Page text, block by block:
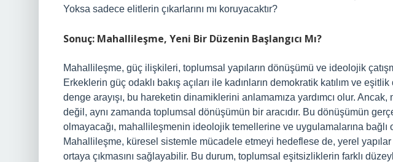
Yoksa sadece elitlerin çıkarlarını mı koruyacaktır?
Sonuç: Mahallileşme, Yeni Bir Düzenin Başlangıcı Mı?
Mahallileşme, güç ilişkileri, toplumsal yapıların dönüşümü ve ideolojik
Erkeklerin güç odaklı bakış açıları ile kadınların demokratik katılım ve eşitlik
denge arayışı, bu hareketin dinamiklerini anlamamıza yardımcı olur.
değil, aynı zamanda toplumsal dönüşümün bir aracıdır. Bu dönüşümün
olmayacağı, mahallileşmenin ideolojik temellerine ve uygulamalarına bağlı
Mahallileşme, küresel sistemle mücadele etmeyi hedeflese de, yerel yapılar
ortaya çıkmasını sağlayabilir. Bu durum, toplumsal eşitsizliklerin farklı